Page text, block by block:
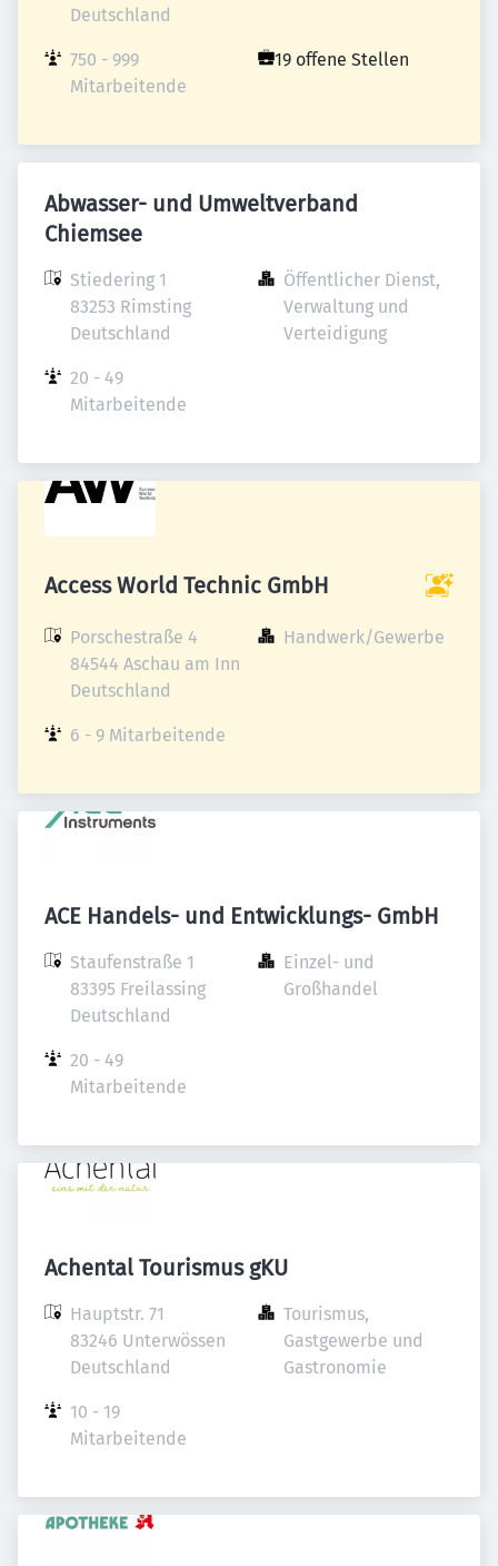
Deutschland
750 - 999
Mitarbeitende
19 offene Stellen
Abwasser- und Umweltverband
Chiemsee
Stiedering 1
83253 Rimsting
Deutschland
Öffentlicher Dienst,
Verwaltung und
Verteidigung
20 - 49
Mitarbeitende
Access World Technic GmbH
Porschestraße 4
84544 Aschau am Inn
Deutschland
Handwerk/Gewerbe
6 - 9 Mitarbeitende
ACE Handels- und Entwicklungs- GmbH
Staufenstraße 1
83395 Freilassing
Deutschland
Einzel- und
Großhandel
20 - 49
Mitarbeitende
Achental Tourismus gKU
Hauptstr. 71
83246 Unterwössen
Deutschland
Tourismus,
Gastgewerbe und
Gastronomie
10 - 19
Mitarbeitende